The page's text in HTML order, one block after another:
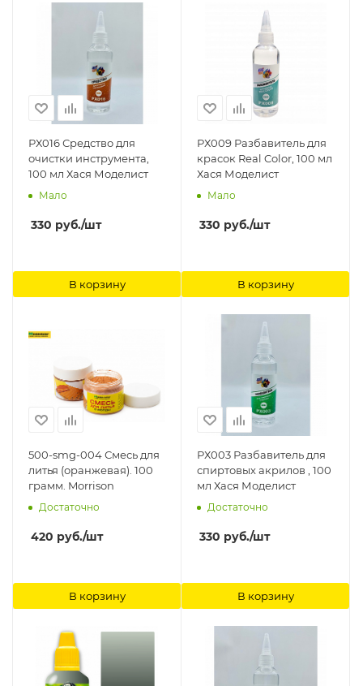
РХ016 Средство для
очистки инструмента,
100 мл Хася Моделист
Мало
330 руб./шт
В корзину
РХ009 Разбавитель для
красок Real Color, 100 мл
Хася Моделист
Мало
330 руб./шт
В корзину
500-smg-004 Смесь для
литья (оранжевая). 100
грамм. Morrison
Достаточно
420 руб./шт
В корзину
РХ003 Разбавитель для
спиртовых акрилов , 100
мл Хася Моделист
Достаточно
330 руб./шт
В корзину